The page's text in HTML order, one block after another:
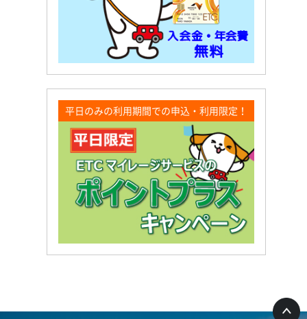
平日のみの利用期間での申込・利用限定！